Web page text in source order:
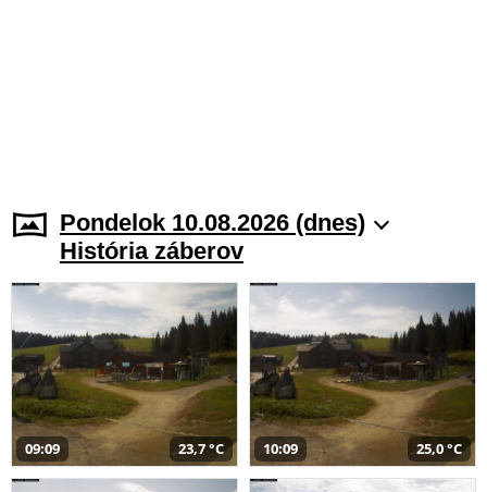
Pondelok 10.08.2026 (dnes)
História záberov
09:09 23,7 °C 10:09 25,0 °C